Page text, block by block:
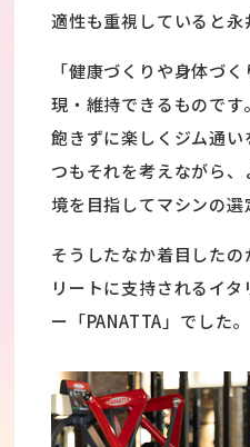
適性も重視していると永
「健康づくりや身体づ
現・維持できるもので
飽きずに楽しくジム通
つもそれを考えながら
境を目指してマシンの選
そうしたなか着目した
リートに支持されるイ
ー「PANATTA」でした。